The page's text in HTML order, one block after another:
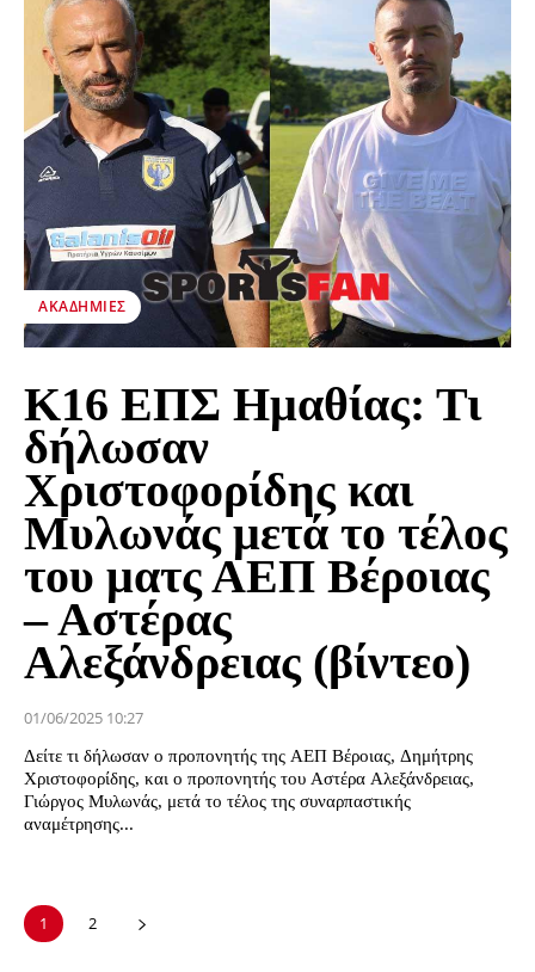
ΑΚΑΔΗΜΊΕΣ
Κ16 ΕΠΣ Ημαθίας: Τι
δήλωσαν
Χριστοφορίδης και
Μυλωνάς μετά το τέλος
του ματς ΑΕΠ Βέροιας
– Αστέρας
Αλεξάνδρειας (βίντεο)
01/06/2025 10:27
Δείτε τι δήλωσαν ο προπονητής της ΑΕΠ Βέροιας, Δημήτρης
Χριστοφορίδης, και ο προπονητής του Αστέρα Αλεξάνδρειας,
Γιώργος Μυλωνάς, μετά το τέλος της συναρπαστικής
αναμέτρησης...
1 2